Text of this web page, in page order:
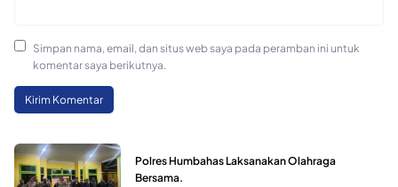
Simpan nama, email, dan situs web saya pada peramban ini untuk
komentar saya berikutnya.
Polres Humbahas Laksanakan Olahraga
Bersama.